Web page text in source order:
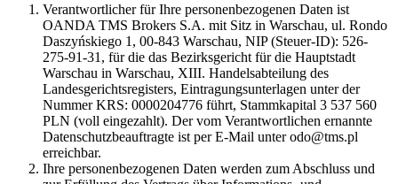
Verantwortlicher für Ihre personenbezogenen Daten ist
OANDA TMS Brokers S.A. mit Sitz in Warschau, ul. Rondo
Daszyńskiego 1, 00-843 Warschau, NIP (Steuer-ID): 526-
275-91-31, für die das Bezirksgericht für die Hauptstadt
Warschau in Warschau, XIII. Handelsabteilung des
Landesgerichtsregisters, Eintragungsunterlagen unter der
Nummer KRS: 0000204776 führt, Stammkapital 3 537 560
PLN (voll eingezahlt). Der vom Verantwortlichen ernannte
Datenschutzbeauftragte ist per E-Mail unter odo@tms.pl
erreichbar.
Ihre personenbezogenen Daten werden zum Abschluss und